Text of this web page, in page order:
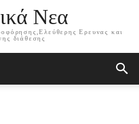
Νεα
Ερευνας και
διάθεσης